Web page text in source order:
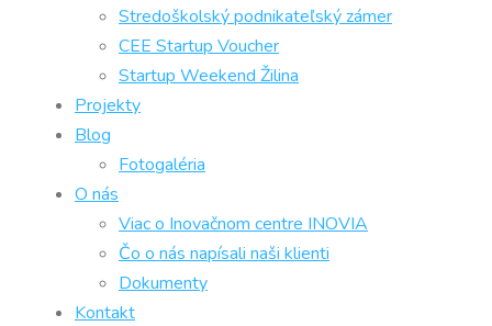
Stredoškolský podnikateľský zámer
CEE Startup Voucher
Startup Weekend Žilina
Projekty
Blog
Fotogaléria
O nás
Viac o Inovačnom centre INOVIA
Čo o nás napísali naši klienti
Dokumenty
Kontakt